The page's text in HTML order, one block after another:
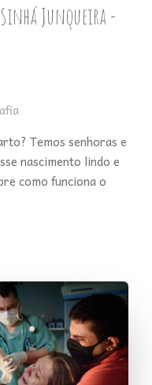
Junqueira -
Temos senhoras e
nascimento lindo e
como funciona o